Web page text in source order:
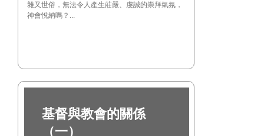
雜又世俗，無法令人產生莊嚴、虔誠的崇拜氣氛，
神會悅納嗎？...
基督與教會的關係
（一）